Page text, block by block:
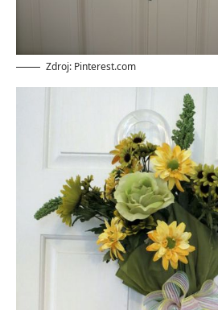
Zdroj: Pinterest.com